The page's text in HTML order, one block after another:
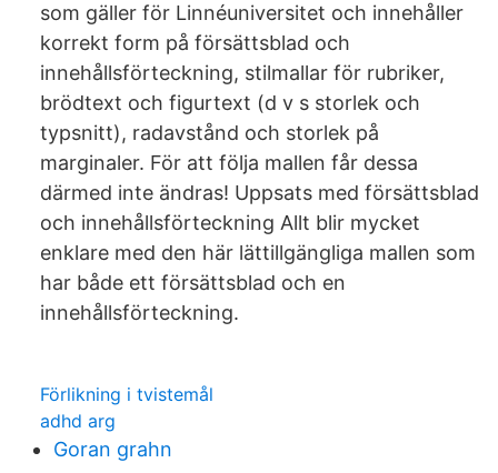
som gäller för Linnéuniversitet och innehåller
korrekt form på försättsblad och
innehållsförteckning, stilmallar för rubriker,
brödtext och figurtext (d v s storlek och
typsnitt), radavstånd och storlek på
marginaler. För att följa mallen får dessa
därmed inte ändras! Uppsats med försättsblad
och innehållsförteckning Allt blir mycket
enklare med den här lättillgängliga mallen som
har både ett försättsblad och en
innehållsförteckning.
Förlikning i tvistemål
adhd arg
Goran grahn